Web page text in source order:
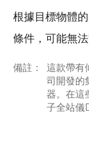
根據目標物體
條件，可能無
備註：
這款帶有
司開發的
器。在這
子全站儀